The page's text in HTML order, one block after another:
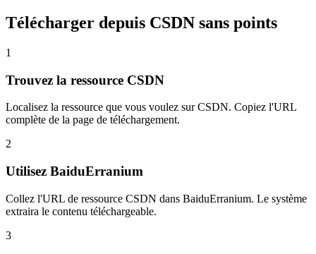
Télécharger depuis CSDN sans points
1
Trouvez la ressource CSDN
Localisez la ressource que vous voulez sur CSDN. Copiez l'URL
complète de la page de téléchargement.
2
Utilisez BaiduErranium
Collez l'URL de ressource CSDN dans BaiduErranium. Le système
extraira le contenu téléchargeable.
3